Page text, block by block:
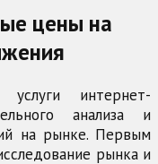
цены на
интернет-
анализа и
на рынке. Первым
рынка и